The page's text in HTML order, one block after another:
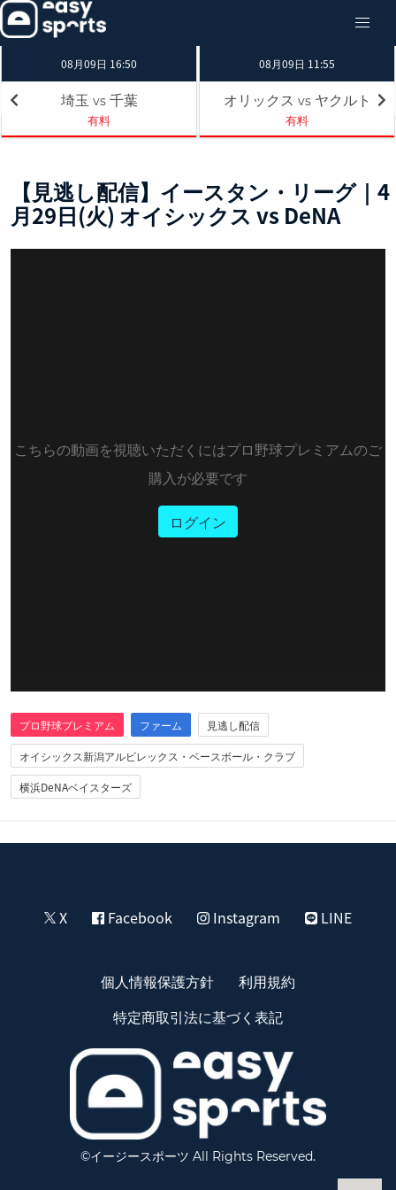
08月09日 16:50
埼玉 vs 千葉
有料
08月09日 11:55
オリックス vs ヤクルト
有料
【見逃し配信】イースタン・リーグ｜4
月29日(火) オイシックス vs DeNA
こちらの動画を視聴いただくにはプロ野球プレミアムのご
購入が必要です
ログイン
プロ野球プレミアム ファーム
見逃し配信
オイシックス新潟アルビレックス・ベースボール・クラブ
横浜DeNAベイスターズ
X Facebook Instagram LINE
個人情報保護方針
利用規約
特定商取引法に基づく表記
©イージースポーツ All Rights Reserved.